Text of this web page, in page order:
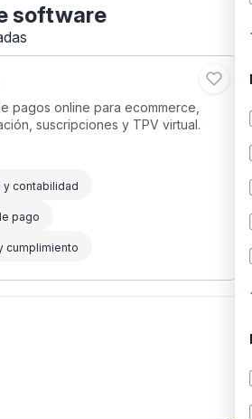
software
pagos online para ecommerce,
suscripciones y TPV virtual.
y contabilidad
pago
cumplimiento